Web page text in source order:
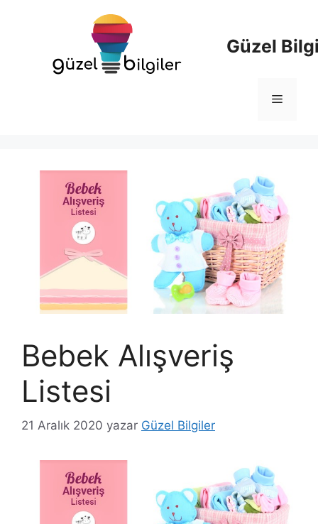
Güzel
Menü
Bebek Alışveriş
Listesi
21 Aralık 2020 yazar Güzel Bilgiler